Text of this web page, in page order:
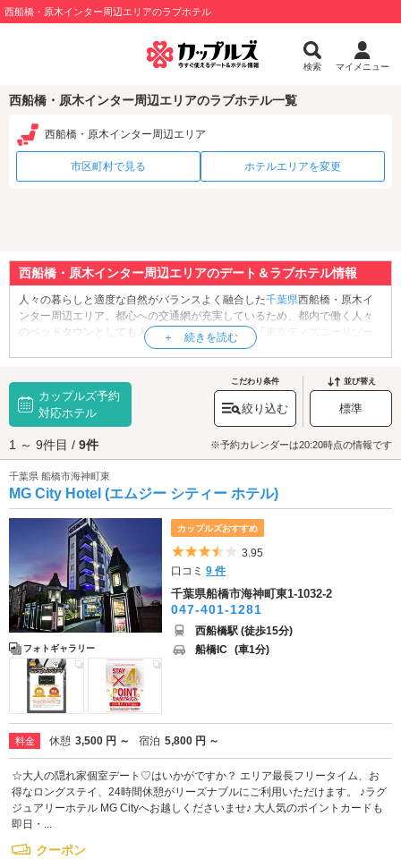
西船橋・原木インター周辺エリアのラブホテル
検索 マイメニュー
西船橋・原木インター周辺エリアのラブホテル一覧
西船橋・原木インター周辺エリア
市区町村で見る ホテルエリアを変更
西船橋・原木インター周辺エリアのデート＆ラブホテル情報
人々の暮らしと適度な自然がバランスよく融合した千葉県西船橋・原木イ
ンター周辺エリア。都心への交通網が充実しているため、都内で働く人々
のベッドタウンとしても人気の高いエリアです。「
東京ディズニーリゾー
」へのアクセスも良く、宿泊地に選ばれる方も多いようです。もちろん2
エ西船橋」で待ち合わせ。西船橋駅直結なので雨の日でも安心です♪こちら
には雑貨店や、スイーツ店、輸入食材の専門店など様々なお店が軒を連ね
ています。仲良く手をつないで館内を見て回るだけでも楽しそうですね。
お天気のいい日は「西船4丁目緑地
」に行ってみましょう。こちらは西船橋
駅から徒歩ですぐの距離にある公園です。春には桜が、秋には紅葉がそれ
ぞれ見ごろを迎えます。テイクアウトグルメを持参してピクニックを楽し
んでみてはいかがでしょうか？デートを満喫したらラブホテルで休憩。西
船橋・原木インター周辺エリアのラブホテルは、京成本線「海神駅」や、
「原木インターチェンジ」の近隣に点在する他、JR「西船橋駅」周辺に多
くのホテルが集積しています。カップルズ予約のできるホテルもあるので
さっそくチェックしてみましょう。
カップルズ予約
対応ホテル
こだわり条件
絞り込む
並び替え
標準
1 ～ 9件目 / 9件 ※予約カレンダーは20:20時点の情報です
千葉県 船橋市海神町東
MG City Hotel (エムジー シティー ホテル)
フォトギャラリー
カップルズおすすめ
5つ星のうち3.5
3.95
口コミ9 件
千葉県船橋市海神町東1-1032-2
047-401-1281
西船橋駅 (徒歩15分)
船橋IC (車1分)
料金 休憩 3,500 円 ～ 宿泊 5,800 円 ～
☆大人の隠れ家個室デート♡はいかがですか？ エリア最長フリータイム、お
得なロングステイ、24時間休憩がリーズナブルにご利用いただけます。 ♪ラグ
ジュアリーホテル MG Cityへお越しくださいませ♪ 大人気のポイントカードも
即日・...
クーポン